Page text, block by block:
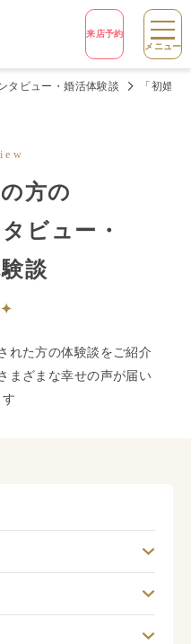
来店予約
メニュー
タビュー・婚活体験談 「初婚
の方の
ビュー・
談
れた方の体験談をご紹介
まざまな幸せの声が届い